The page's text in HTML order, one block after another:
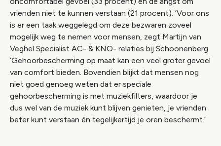
vrienden niet te kunnen verstaan (21 procent). ‘Voor ons
is er een taak weggelegd om deze bezwaren zoveel
mogelijk weg te nemen voor mensen, zegt Martijn van
Veghel Specialist AC- & KNO- relaties bij Schoonenberg.
‘Gehoorbescherming op maat kan een veel groter gevoel
van comfort bieden. Bovendien blijkt dat mensen nog
niet goed genoeg weten dat er speciale
gehoorbescherming is met muziekfilters, waardoor je
dus wel van de muziek kunt blijven genieten, je vrienden
beter kunt verstaan én tegelijkertijd je oren beschermt.’